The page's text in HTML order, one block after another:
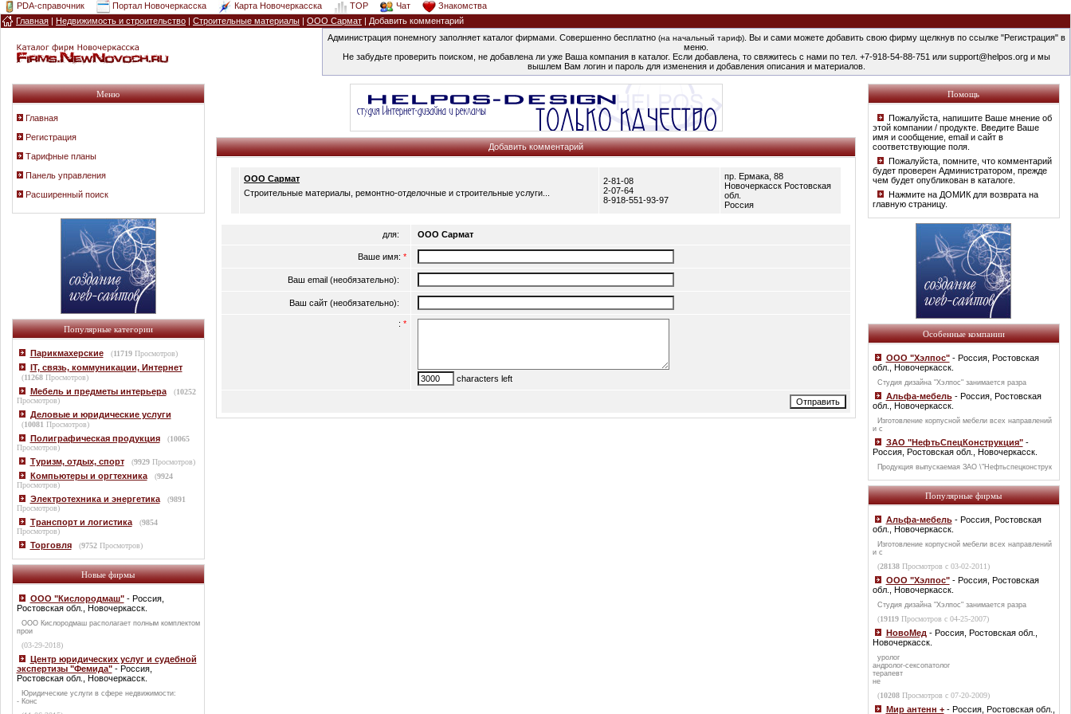
PDA-справочник Портал Новочеркасска Карта Новочеркасска TOP Чат
Знакомства
Главная | Недвижимость и строительство | Строительные материалы | ООО Сармат | Добавить комментарий
Администрация понемногу заполняет каталог фирмами. Совершенно бесплатно (на начальный тариф). Вы и сами можете добавить свою фирму щелкнув по ссылке "Регистрация" в
меню.
Не забудьте проверить поиском, не добавлена ли уже Ваша компания в каталог. Если добавлена, то свяжитесь с нами по тел. +7-918-54-88-751 или support@helpos.org и мы
вышлем Вам логин и пароль для изменения и добавления описания и материалов.
Меню
Главная
Регистрация
Тарифные планы
Панель управления
Расширенный поиск
Популярные категории
Парикмахерские (11719Просмотров)
IT, связь, коммуникации, Интернет
(11268Просмотров)
Мебель и предметы интерьера (10252
Просмотров)
Деловые и юридические услуги
(10081 Просмотров)
Полиграфическая продукция (10065
Просмотров)
Туризм, отдых, спорт (9929Просмотров)
Компьютеры и оргтехника (9924
Просмотров)
Электротехника и энергетика (9891
Просмотров)
Транспорт и логистика (9854
Просмотров)
Торговля (9752Просмотров)
Новые фирмы
ООО "Кислородмаш"- Россия,
Ростовская обл., Новочеркасск.
ООО Кислородмаш располагает полным комплектом
прои
(03-29-2018)
Центр юридических услуг и судебной
экспертизы "Фемида"- Россия,
Ростовская обл., Новочеркасск.
Юридические услуги в сфере недвижимости:
- Конс
Добавить комментарий
ООО Сармат
Строительные материалы, ремонтно-отделочные и строительные услуги...
2-81-08
2-07-64
8-918-551-93-97
пр. Ермака, 88
Новочеркасск Ростовская
обл.
Россия
для: ООО Сармат
Ваше имя: *
Ваш email (необязательно):
Ваш сайт (необязательно):
: *
characters left
Помощь
Пожалуйста, напишите Ваше мнение об
этой компании / продукте. Введите Ваше
имя и сообщение, email и сайт в
соответствующие поля.
Пожалуйста, помните, что комментарий
будет проверен Администратором, прежде
чем будет опубликован в каталоге.
Нажмите на ДОМИК для возврата на
главную страницу.
Особенные компании
ООО "Хэлпос"- Россия, Ростовская
обл., Новочеркасск.
Студия дизайна "Хэлпос" занимается разра
Альфа-мебель- Россия, Ростовская
обл., Новочеркасск.
Изготовление корпусной мебели всех направлений
и с
ЗАО "НефтьСпецКонструкция"-
Россия, Ростовская обл., Новочеркасск.
Продукция выпускаемая ЗАО \"Нефтьспецконструк
Популярные фирмы
Альфа-мебель- Россия, Ростовская
обл., Новочеркасск.
Изготовление корпусной мебели всех направлений
и с
(28138Просмотров с 03-02-2011)
ООО "Хэлпос"- Россия, Ростовская
обл., Новочеркасск.
Студия дизайна "Хэлпос" занимается разра
(19119Просмотров с 04-25-2007)
НовоМед - Россия, Ростовская обл.,
Новочеркасск.
уролог
андролог-сексопатолог
терапевт
не
(10208Просмотров с 07-20-2009)
Мир антенн +- Россия, Ростовская обл.,